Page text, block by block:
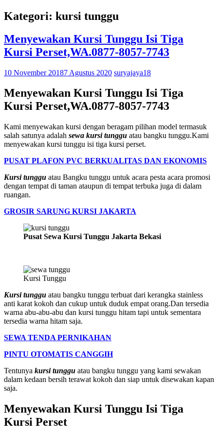
Kategori: kursi tunggu
Menyewakan Kursi Tunggu Isi Tiga
Kursi Perset,WA.0877-8057-7743
10 November 20187 Agustus 2020 suryajaya18
Menyewakan Kursi Tunggu Isi Tiga
Kursi Perset,WA.0877-8057-7743
Kami menyewakan kursi dengan beragam pilihan model termasuk
salah satunya adalah sewa kursi tunggu atau bangku tunggu.Kami
menyewakan kursi tunggu isi tiga kursi perset.
PUSAT PLAFON PVC BERKUALITAS DAN EKONOMIS
Kursi tunggu atau Bangku tunggu untuk acara pesta acara promosi
dengan tempat di taman ataupun di tempat terbuka juga di dalam
ruangan.
GROSIR SARUNG KURSI JAKARTA
Pusat Sewa Kursi Tunggu Jakarta Bekasi
Kursi Tunggu
Kursi tunggu atau bangku tunggu terbuat dari kerangka stainless
anti karat kokoh dan cukup untuk duduk empat orang.Dan tersedia
warna abu-abu-abu dan kursi tunggu hitam tapi untuk sementara
tersedia warna hitam saja.
SEWA TENDA PERNIKAHAN
PINTU OTOMATIS CANGGIH
Tentunya kursi tunggu atau bangku tunggu yang kami sewakan
dalam kedaan bersih terawat kokoh dan siap untuk disewakan kapan
saja.
Menyewakan Kursi Tunggu Isi Tiga
Kursi Perset